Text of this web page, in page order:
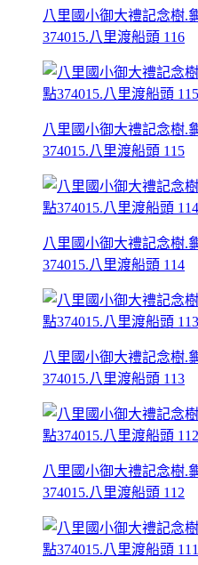
八里國小御大禮記念樹.
374015.八里渡船頭 116
八里國小御大禮記念樹.
374015.八里渡船頭 115
八里國小御大禮記念樹.
374015.八里渡船頭 114
八里國小御大禮記念樹.
374015.八里渡船頭 113
八里國小御大禮記念樹.
374015.八里渡船頭 112